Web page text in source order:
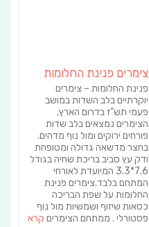
צימרים פנינת החלומות
פנינת החלומות – צימרים
יוקרתיים בלב השדות במושב
פעמי תש"ז בדרום הארץ,
הצימרים נמצאים בלב שדות
פורחים ירוקים ומול נוף מדהים.
בחצר מדשאה גדולה ומטופחת
ודק עץ סביב בריכת שחיה בגודל
7.6*3.3 המיועדת לאורחי
המתחם בלבד.צימרים פנינת
החלומות על שפת הבריכה
כסאות שיזוף ושמשיות מול נוף
פסטורלי . ממתחם הצימרים קרא